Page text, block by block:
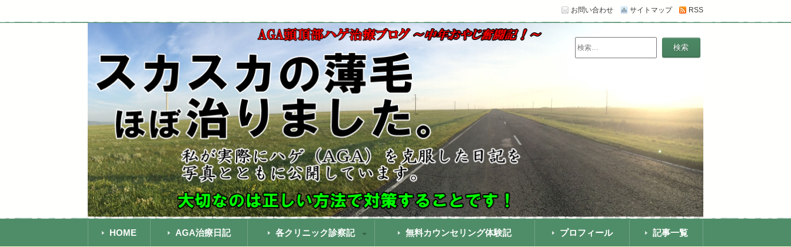
お問い合わせ サイトマップ RSS
AGA頭頂部ハゲ治療ブログ！中年おやじ奮闘記
AGAによる頭頂部の薄毛は中年おやじでも果たして治るのか？実際に私が治療していったことをまとめています。【追記】スカスカだった薄毛がほぼ治
ってきましたよ！
検
索:
コ
HOME AGA治療日記 各クリニック診察記 無料カウンセリング体験記 プロフィール 記事一覧